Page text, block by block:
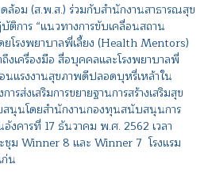
ม (ส.พ.ส.) ร่วมกับสำนักงานสาธารณสุข
การ “แนวทางการขับเคลื่อนสถาน
ยโรงพยาบาลพี่เลี้ยง (Health Mentors)
งเครื่องมือ สื่อบุคคลและโรงพยาบาลพี่
นแรงงานสุขภาพดีปลอดบุหรี่เหล้าใน
รส่งเสริมการขยายฐานการสร้างเสริมสุข
นุนโดยสำนักงานกองทุนสนับสนุนการ
อังคารที่ 17 ธันวาคม พ.ศ. 2562 เวลา
ม Winner 8 และ Winner 7 โรงแรม
น